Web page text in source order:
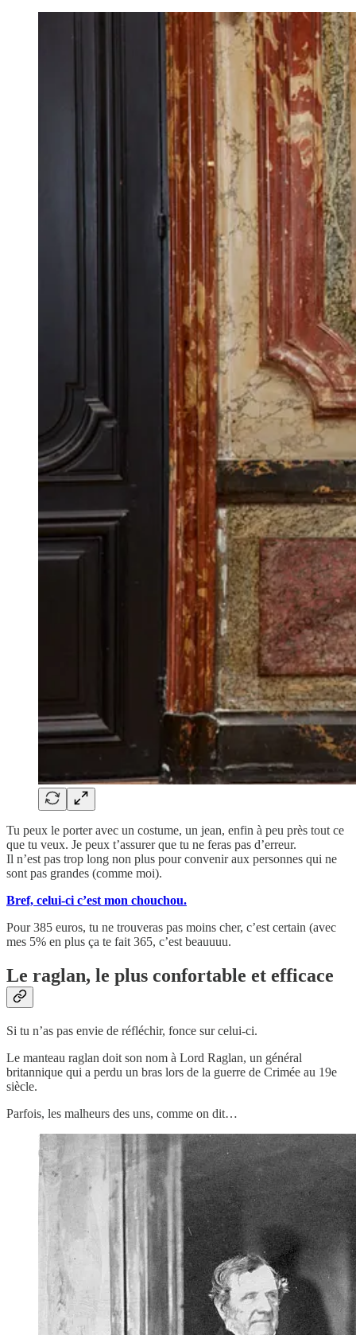
Tu peux le porter avec un costume, un jean, enfin à peu près tout ce
que tu veux. Je peux t’assurer que tu ne feras pas d’erreur.
Il n’est pas trop long non plus pour convenir aux personnes qui ne
sont pas grandes (comme moi).
Bref, celui-ci c’est mon chouchou.
Pour 385 euros, tu ne trouveras pas moins cher, c’est certain (avec
mes 5% en plus ça te fait 365, c’est beauuuu.
Le raglan, le plus confortable et efficace
Si tu n’as pas envie de réfléchir, fonce sur celui-ci.
Le manteau raglan doit son nom à Lord Raglan, un général
britannique qui a perdu un bras lors de la guerre de Crimée au 19e
siècle.
Parfois, les malheurs des uns, comme on dit…